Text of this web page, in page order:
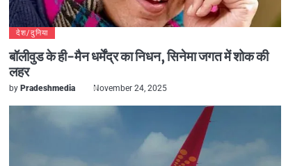
देश/दुनिया
बॉलीवुड के ही-मैन धर्मेंद्र का निधन, सिनेमा जगत में शोक की
लहर
by Pradeshmedia November 24, 2025